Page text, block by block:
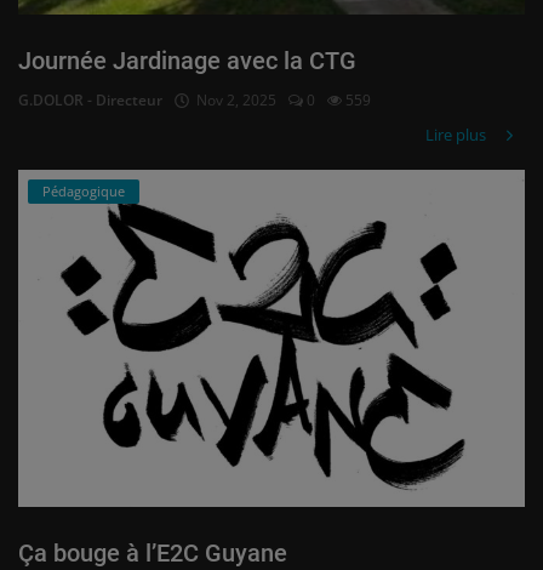
Journée Jardinage avec la CTG
G.DOLOR - Directeur Nov 2, 2025 0 559
Lire plus
Pédagogique
Ça bouge à l’E2C Guyane